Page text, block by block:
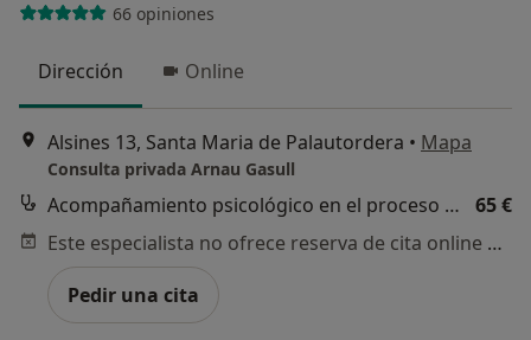
66 opiniones
Dirección Online
Alsines 13, Santa Maria de Palautordera • Mapa
Consulta privada Arnau Gasull
Acompañamiento psicológico en el proceso personal
65 €
Este especialista no ofrece reserva de cita online en esta dirección.
Pedir una cita